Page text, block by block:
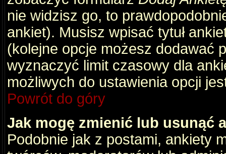
nie widzisz go, to
ankiet). Musisz wpisać tytuł
(kolejne opcje możesz dodawać
wyznaczyć limit czasowy dla
możliwych do ustawienia opcji
Powrót do góry
Jak mogę zmienić lub usunąć
Podobnie jak z postami, ankiety